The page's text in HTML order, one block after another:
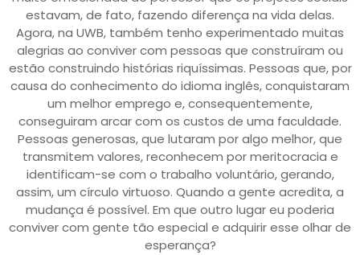
estavam, de fato, fazendo diferença na vida delas.
Agora, na UWB, também tenho experimentado muitas
alegrias ao conviver com pessoas que construíram ou
estão construindo histórias riquíssimas. Pessoas que, por
causa do conhecimento do idioma inglês, conquistaram
um melhor emprego e, consequentemente,
conseguiram arcar com os custos de uma faculdade.
Pessoas generosas, que lutaram por algo melhor, que
transmitem valores, reconhecem por meritocracia e
identificam-se com o trabalho voluntário, gerando,
assim, um círculo virtuoso. Quando a gente acredita, a
mudança é possível. Em que outro lugar eu poderia
conviver com gente tão especial e adquirir esse olhar de
esperança?